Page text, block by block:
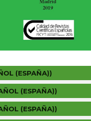
(ESPAÑA))
(ESPAÑA))
(ESPAÑA))